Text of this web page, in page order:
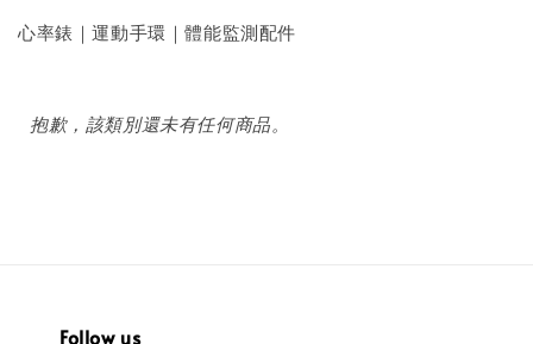
心率錶｜運動手環｜體能監測配件
抱歉，該類別還未有任何商品。
Follow us